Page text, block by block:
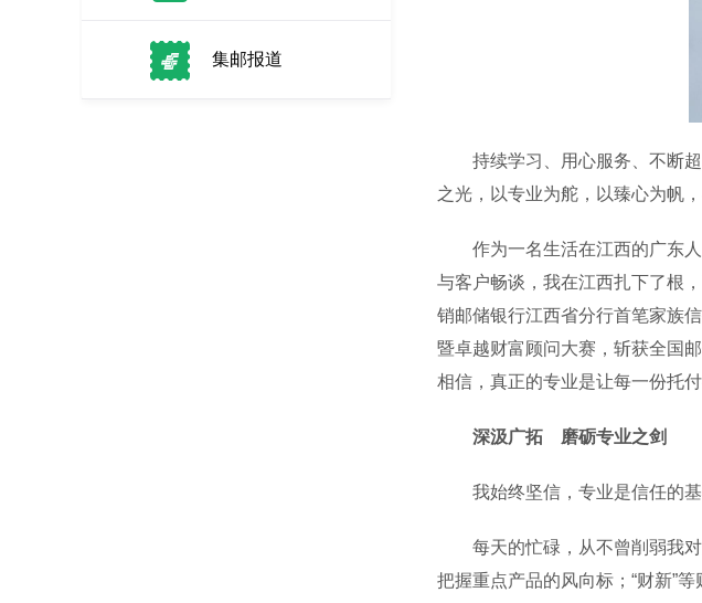
集邮报道
持续学习、用心服务、不断超
之光，以专业为舵，以臻心为帆
作为一名生活在江西的广东人
与客户畅谈，我在江西扎下了根
销邮储银行江西省分行首笔家族
暨卓越财富顾问大赛，斩获全国
相信，真正的专业是让每一份托付
深汲广拓 磨砺专业之剑
我始终坚信，专业是信任的基
每天的忙碌，从不曾削弱我对
把握重点产品的风向标；“财新”